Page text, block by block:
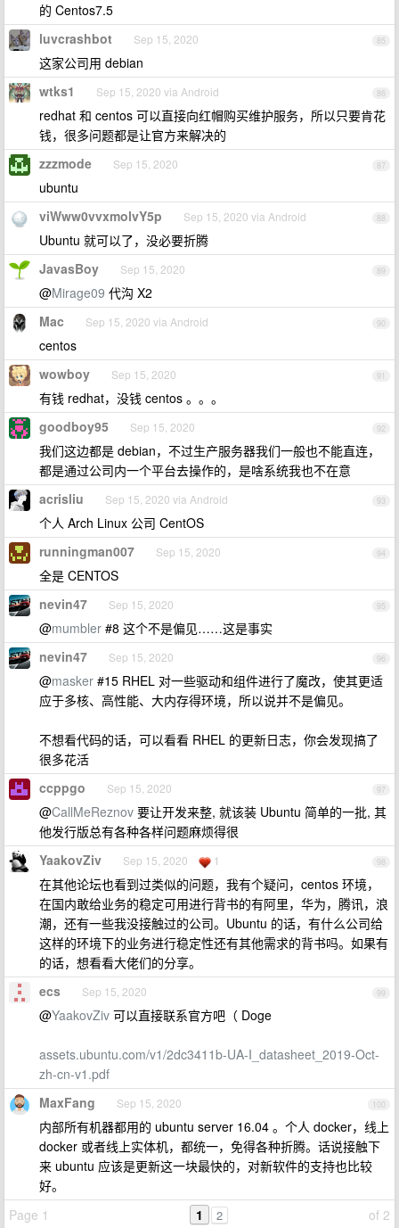
的 Centos7.5
85
luvcrashbot Sep 15, 2020
这家公司用 debian
86
wtks1 Sep 15, 2020 via Android
redhat 和 centos 可以直接向红帽购买维护服务，所以只要肯花
钱，很多问题都是让官方来解决的
87
zzzmode Sep 15, 2020
ubuntu
88
viWww0vvxmolvY5p Sep 15, 2020 via Android
Ubuntu 就可以了，没必要折腾
89
JavasBoy Sep 15, 2020
@Mirage09 代沟 X2
90
Mac Sep 15, 2020 via Android
centos
91
wowboy Sep 15, 2020
有钱 redhat，没钱 centos 。。。
92
goodboy95 Sep 15, 2020
我们这边都是 debian，不过生产服务器我们一般也不能直连，
都是通过公司内一个平台去操作的，是啥系统我也不在意
93
acrisliu Sep 15, 2020 via Android
个人 Arch Linux 公司 CentOS
94
runningman007 Sep 15, 2020
全是 CENTOS
95
nevin47 Sep 15, 2020
@mumbler #8 这个不是偏见……这是事实
96
nevin47 Sep 15, 2020
@masker #15 RHEL 对一些驱动和组件进行了魔改，使其更适
应于多核、高性能、大内存得环境，所以说并不是偏见。
不想看代码的话，可以看看 RHEL 的更新日志，你会发现搞了
很多花活
97
ccppgo Sep 15, 2020
@CallMeReznov 要让开发来整, 就该装 Ubuntu 简单的一批, 其
他发行版总有各种各样问题麻烦得很
98
YaakovZiv Sep 15, 2020 1
在其他论坛也看到过类似的问题，我有个疑问，centos 环境，
在国内敢给业务的稳定可用进行背书的有阿里，华为，腾讯，浪
潮，还有一些我没接触过的公司。Ubuntu 的话，有什么公司给
这样的环境下的业务进行稳定性还有其他需求的背书吗。如果有
的话，想看看大佬们的分享。
99
ecs Sep 15, 2020
@YaakovZiv 可以直接联系官方吧（ Doge
assets.ubuntu.com/v1/2dc3411b-UA-I_datasheet_2019-Oct-
zh-cn-v1.pdf
100
MaxFang Sep 15, 2020
内部所有机器都用的 ubuntu server 16.04 。个人 docker，线上
docker 或者线上实体机，都统一，免得各种折腾。话说接触下
来 ubuntu 应该是更新这一块最快的，对新软件的支持也比较
好。
Page 1
of 2
1 2